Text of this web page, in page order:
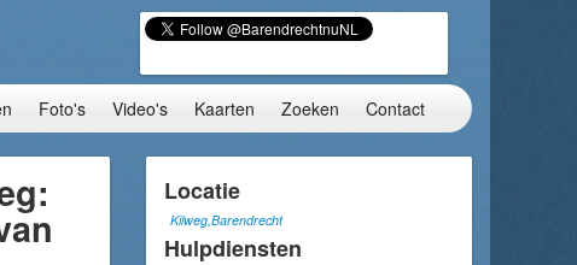
Foto's Video's Kaarten Zoeken Contact
Locatie
Kilweg,Barendrecht
Hulpdiensten